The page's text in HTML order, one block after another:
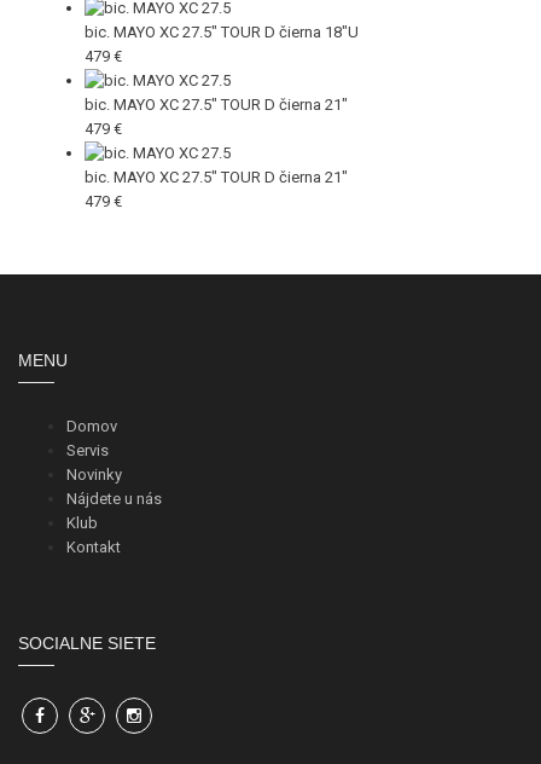
bic. MAYO XC 27.5" TOUR D čierna 18"U
479 €
bic. MAYO XC 27.5" TOUR D čierna 21"
479 €
bic. MAYO XC 27.5" TOUR D čierna 21"
479 €
MENU
Domov
Servis
Novinky
Nájdete u nás
Klub
Kontakt
SOCIALNE SIETE